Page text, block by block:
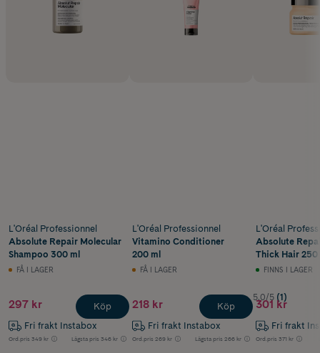
L'Oréal Professionnel
Absolute Repair Molecular
Shampoo 300 ml
FÅ I LAGER
297 kr
Fri frakt Instabox
Ord.pris 349 kr Lägsta pris 346 kr
Köp
L'Oréal Professionnel
Vitamino Conditioner
200 ml
FÅ I LAGER
218 kr
Fri frakt Instabox
Ord.pris 269 kr Lägsta pris 266 kr
Köp
L'Oréal
Absolute
Thick Hair 250
FINNS I LAGER
5.0/5 (1)
301 kr
Fri frakt
Ord.pris 371 kr